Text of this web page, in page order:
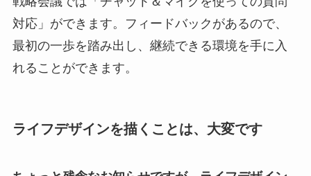
対応」ができます。フィードバックがあるので、
最初の一歩を踏み出し、継続できる環境を手に入
れることができます。
ライフデザインを描くことは、大変です